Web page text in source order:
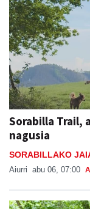
Sorabilla Trail,
nagusia
SORABILLAKO
Aiurri abu 06, 07:00